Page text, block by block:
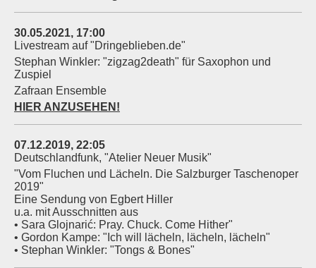
30.05.2021, 17:00
Livestream auf "Dringeblieben.de"
Stephan Winkler: "zigzag2death" für Saxophon und
Zuspiel
Zafraan Ensemble
HIER ANZUSEHEN!
07.12.2019, 22:05
Deutschlandfunk, "Atelier Neuer Musik"
"Vom Fluchen und Lächeln. Die Salzburger Taschenoper
2019"
Eine Sendung von Egbert Hiller
u.a. mit Ausschnitten aus
• Sara Glojnarić: Pray. Chuck. Come Hither"
• Gordon Kampe: "Ich will lächeln, lächeln, lächeln"
• Stephan Winkler: "Tongs & Bones"